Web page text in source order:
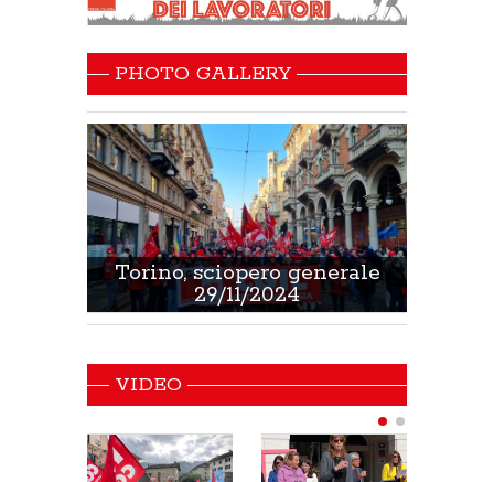
PHOTO GALLERY
Torino, sciopero generale
29/11/2024
VIDEO